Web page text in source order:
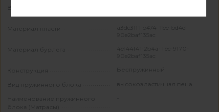
Вес на спальное место
Материал пласти
a3dc3ff1-b474-11ee-bd4d-
90e2baf135ac
Материал бурлета
4e14414f-2b4a-11ec-9f70-
90e2baf135ac
Конструкция
Беспружинный
Вид пружинного блока высокоэластичная пена
Наименование пружинного
блока (Матрасы)